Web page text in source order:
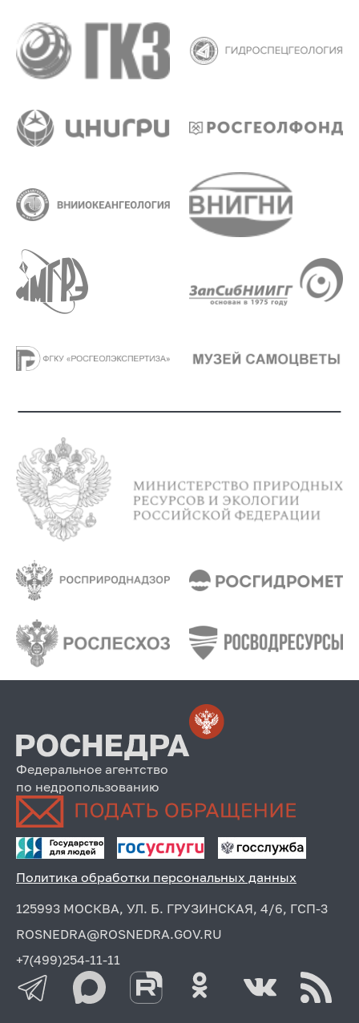
Федеральное агентство
по недропользованию
Политика обработки персональных данных
125993 МОСКВА, УЛ. Б. ГРУЗИНСКАЯ, 4/6, ГСП-3
ROSNEDRA@ROSNEDRA.GOV.RU
+7(499)254-11-11